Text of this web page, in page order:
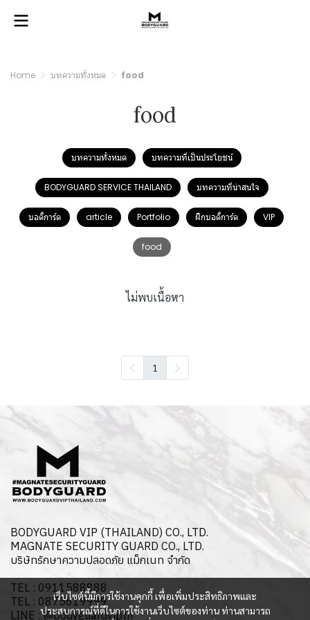
Home บทความทั้งหมด food
food
บทความทั้งหมด บทความที่เป็นประโยชน์
BODYGUARD SERVICE THAILAND บทความที่น่าสนใจ
บอดี้การ์ด article Portfolio ฝึกบอดี้การ์ด VIP
food
ไม่พบเนื้อหา
1
เว็บไซต์นี้มีการใช้งานคุกกี้ เพื่อเพิ่มประสิทธิภาพและ
ประสบการณ์ที่ดีในการใช้งานเว็บไซต์ของท่าน ท่านสามารถ
BODYGUARD VIP (THAILAND) CO., LTD.
MAGNATE SECURITY GUARD CO., LTD.
บริษัทรักษาความปลอดภัย แม็กเนท จำกัด
TEL : 0911588888
TEL : 0875619999
LINE : @bodyguardvipth